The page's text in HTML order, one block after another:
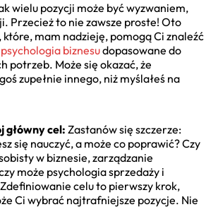
wielu pozycji może być wyzwaniem,
Przecież to nie zawsze proste! Oto
które, mam nadzieję, pomogą Ci znaleźć
biznesudopasowane do
potrzeb. Może się okazać, że
zupełnie innego, niż myślałeś na
główny cel:Zastanów się szczerze:
się nauczyć, a może co poprawić? Czy
w biznesie, zarządzanie
może psychologia sprzedaży i
celu to pierwszy krok,
Ci wybrać najtrafniejsze pozycje. Nie